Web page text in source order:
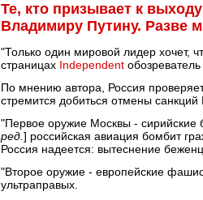
Те, кто призывает к
Владимиру Путину. Разве
"Только один мировой лидер хочет,
страницах Independent
По мнению автора, Россия
стремится добиться отмены санкций
"Первое оружие Москвы - сирийские
ред. ] российская авиация бомбит
Россия надеется: вытеснение
"Второе оружие - европейские
ультраправых.